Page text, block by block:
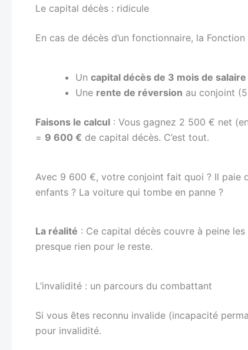
Le capital décès : ridicule
En cas de décès d’un fonctionnaire, la
Un capital décès de 3 mois de
Une rente de réversion au conjoint
Faisons le calcul : Vous gagnez 2 500 € net
= 9 600 € de capital décès. C’est tout.
Avec 9 600 €, votre conjoint fait quoi ? Il paie
enfants ? La voiture qui tombe en panne ?
La réalité : Ce capital décès couvre à peine
presque rien pour le reste.
L’invalidité : un parcours du combattant
Si vous êtes reconnu invalide (incapacité
pour invalidité.